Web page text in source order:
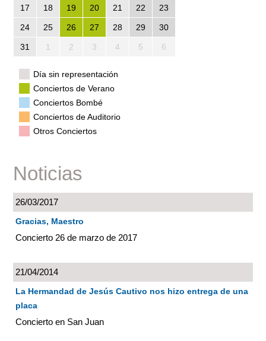
17 18 19 20 21 22 23
24 25 26 27 28 29 30
31 1 2 3 4 5 6
Día sin representación
Conciertos de Verano
Conciertos Bombé
Conciertos de Auditorio
Otros Conciertos
Noticias
26/03/2017
Gracias, Maestro
Concierto 26 de marzo de 2017
21/04/2014
La Hermandad de Jesús Cautivo nos hizo entrega de una
placa
Concierto en San Juan